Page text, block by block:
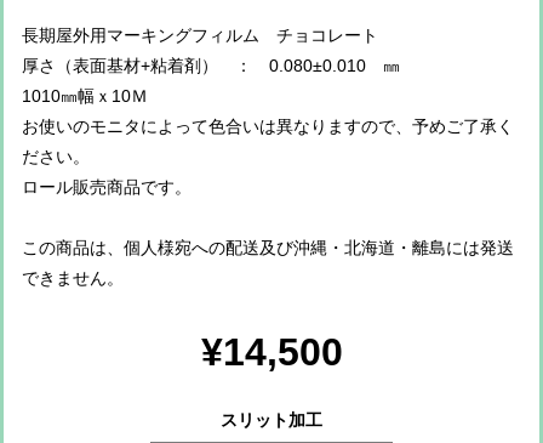
長期屋外用マーキングフィルム チョコレート
厚さ（表面基材+粘着剤） ： 0.080±0.010 ㎜
1010㎜幅ｘ10Ｍ
お使いのモニタによって色合いは異なりますので、予めご了承く
ださい。
ロール販売商品です。
この商品は、個人様宛への配送及び沖縄・北海道・離島には発送
できません。
¥14,500
スリット加工